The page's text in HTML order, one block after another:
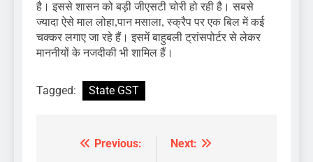
है। इससे शासन को बड़ी जीएसटी चोरी हो रही है। सबसे
ज्यादा ऐसे माल लोहा,पान मसाला, स्क्रैप पर एक बिल में कई
चक्कर लगाए जा रहे हैं। इसमें बाहुबली ट्रांसपोर्टर से लेकर
माननीयों के नजदीकी भी शामिल हैं।
Tagged: State GST
Post
Previous:
Next: